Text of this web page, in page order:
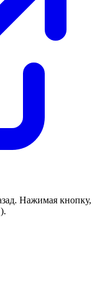
Нажимая кнопку,